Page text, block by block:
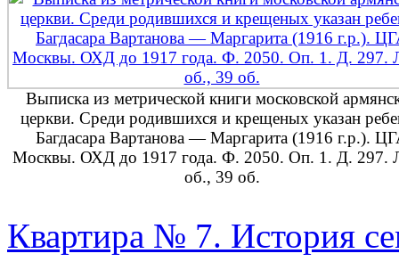
Выписка из метрической книги московской
церкви. Среди родившихся и крещеных указан
Багдасара Вартанова — Маргарита (1916 г.р.).
Москвы. ОХД до 1917 года. Ф. 2050. Оп. 1. Д. 297.
об., 39 об.
Квартира № 7. История